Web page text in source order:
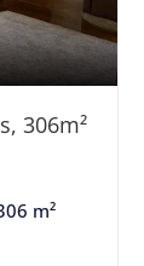
306m²
m²